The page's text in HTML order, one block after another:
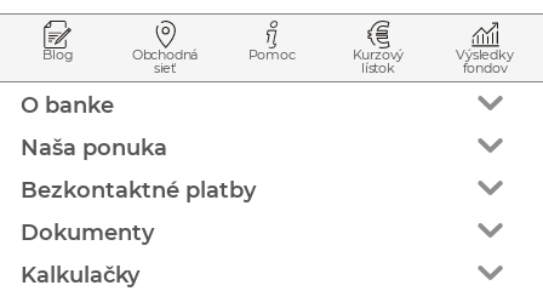
Blog Obchodná
sieť
Pomoc Kurzový
lístok
Výsledky
fondov
O banke
Naša ponuka
Bezkontaktné platby
Dokumenty
Kalkulačky